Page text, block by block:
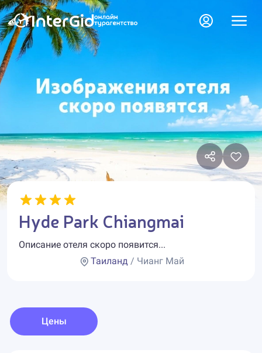
Hyde Park Chiangmai
Описание отеля скоро появится...
Таиланд/ Чианг Май
Цены